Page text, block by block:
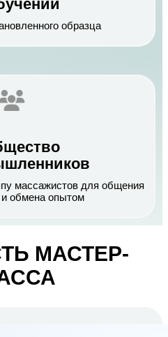
образца
массажистов для общения
и обмена опытом
МАСТЕР-